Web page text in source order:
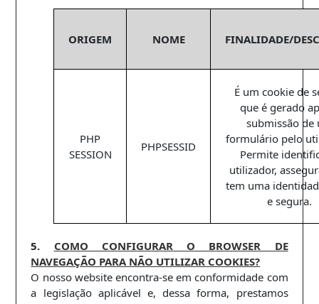
ORIGEM NOME FINALIDADE/
PHP
SESSION
PHPSESSID
É um cookie de
que é gerado
submissão de
formulário pelo
Permite
utilizador,
tem uma
e segura.
5. COMO CONFIGURAR O BROWSER DE
NAVEGAÇÃO PARA NÃO UTILIZAR COOKIES?
O nosso website encontra-se em conformidade com
a legislação aplicável e, dessa forma, prestamos